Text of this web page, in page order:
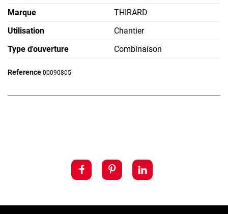
Marque
THIRARD
Utilisation
Chantier
Type d'ouverture
Combinaison
Reference 00090805